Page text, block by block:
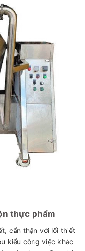
thực phẩm
cẩn thận với lối thiết
kiểu công việc khác